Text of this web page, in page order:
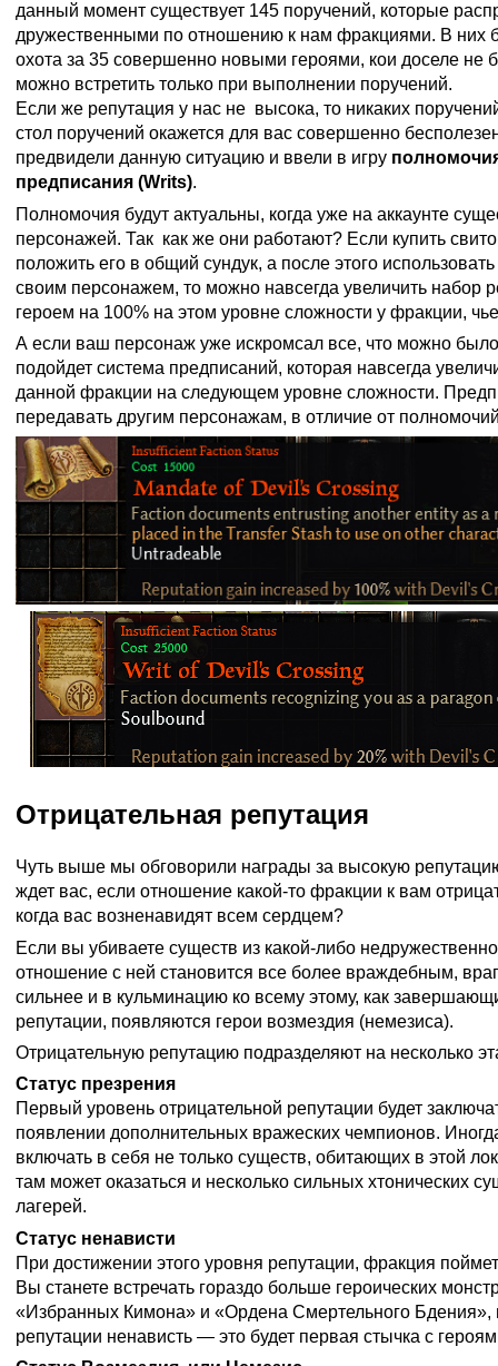
данный момент существует 145 поручений, которые
дружественными по отношению к нам фракциями. В них
охота за 35 совершенно новыми героями, кои доселе не
можно встретить только при выполнении поручений.
Если же репутация у нас не высока, то никаких
стол поручений окажется для вас совершенно
предвидели данную ситуацию и ввели в игру
предписания (Writs).
Полномочия будут актуальны, когда уже на аккаунте
персонажей. Так как же они работают? Если купить
положить его в общий сундук, а после этого
своим персонажем, то можно навсегда увеличить набор
героем на 100% на этом уровне сложности у фракции,
А если ваш персонаж уже искромсал все, что можно было
подойдет система предписаний, которая навсегда
данной фракции на следующем уровне сложности.
передавать другим персонажам, в отличие от
Отрицательная репутация
Чуть выше мы обговорили награды за высокую
ждет вас, если отношение какой-то фракции к вам
когда вас возненавидят всем сердцем?
Если вы убиваете существ из какой-либо
отношение с ней становится все более враждебным,
сильнее и в кульминацию ко всему этому, как
репутации, появляются герои возмездия (немезиса).
Отрицательную репутацию подразделяют на несколько
Статус презрения
Первый уровень отрицательной репутации будет
появлении дополнительных вражеских чемпионов.
включать в себя не только существ, обитающих в этой
там может оказаться и несколько сильных хтонических
лагерей.
Статус ненависти
При достижении этого уровня репутации, фракция
Вы станете встречать гораздо больше героических
«Избранных Кимона» и «Ордена Смертельного Бдения»,
репутации ненависть — это будет первая стычка с